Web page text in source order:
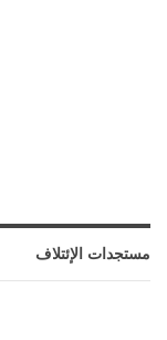
مستجدات الإئتلاف